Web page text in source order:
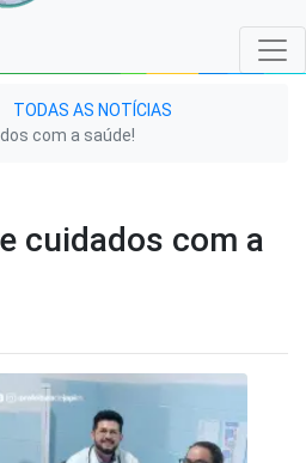
TODAS AS NOTÍCIAS
com a saúde!
cuidados com a